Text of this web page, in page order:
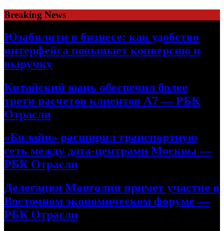
Skip
to
content
Breaking News
Юзабилити в бизнесе: как удобство
интерфейса повышает конверсию и
выручку
Китайский юань обеспечил более
трети расчетов клиентов А7 — РБК
Отрасли
«Билайн» расширил транспортную
сеть между дата-центрами Москвы —
РБК Отрасли
Делегация Монголии примет участие в
Восточном экономическом форуме —
РБК Отрасли